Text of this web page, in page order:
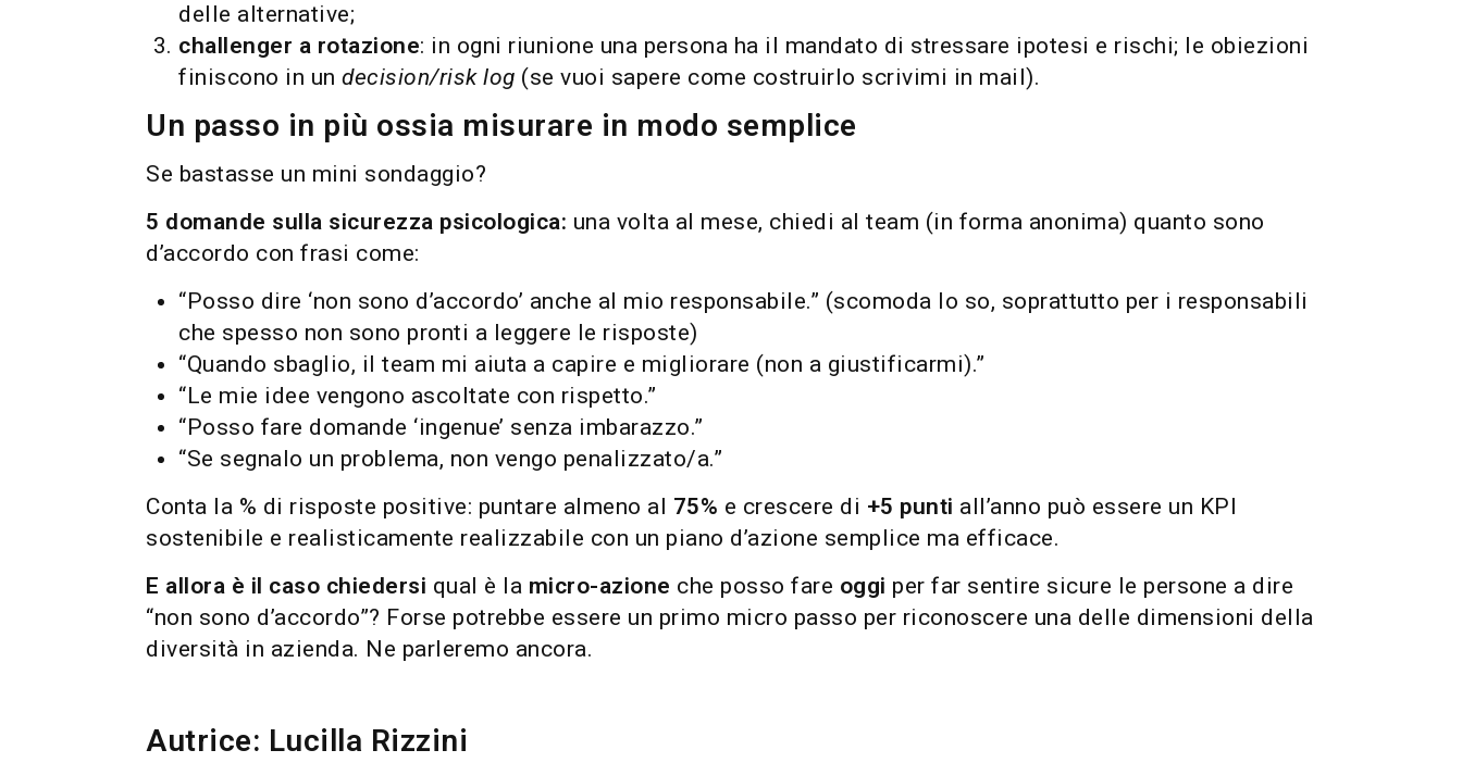
delle alternative;
challenger a rotazione: in ogni riunione una persona ha il mandato di stressare ipotesi e rischi; le obiezioni
finiscono in undecision/risk log (se vuoi sapere come costruirlo scrivimi in mail).
Un passo in più ossia misurare in modo semplice
Se bastasse un mini sondaggio?
5 domande sulla sicurezza psicologica: una volta al mese, chiedi al team (in forma anonima) quanto sono
d’accordo con frasi come:
“Posso dire ‘non sono d’accordo’ anche al mio responsabile.” (scomoda lo so, soprattutto per i responsabili
che spesso non sono pronti a leggere le risposte)
“Quando sbaglio, il team mi aiuta a capire e migliorare (non a giustificarmi).”
“Le mie idee vengono ascoltate con rispetto.”
“Posso fare domande ‘ingenue’ senza imbarazzo.”
“Se segnalo un problema, non vengo penalizzato/a.”
Conta la % di risposte positive: puntare almeno al 75% e crescere di +5 punti all’anno può essere un KPI
sostenibile e realisticamente realizzabile con un piano d’azione semplice ma efficace.
E allora è il caso chiedersi qual è la micro-azione che posso fare oggi per far sentire sicure le persone a dire
“non sono d’accordo”? Forse potrebbe essere un primo micro passo per riconoscere una delle dimensioni della
diversità in azienda. Ne parleremo ancora.
Autrice: Lucilla Rizzini